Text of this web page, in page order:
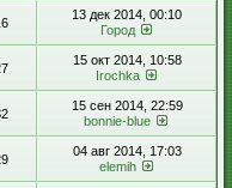
13 дек 2014, 00:10
Город
15 окт 2014, 10:58
Irochka
15 сен 2014, 22:59
bonnie-blue
04 авг 2014, 17:03
elemih